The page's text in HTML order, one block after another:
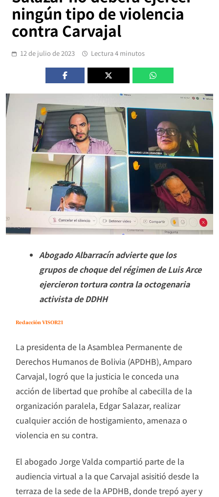
ningún tipo de violencia
contra Carvajal
12 de julio de 2023 Lectura 4 minutos
Abogado Albarracín advierte que los
grupos de choque del régimen de Luis Arce
ejercieron tortura contra la octogenaria
activista de DDHH
Redacción VISOR21
La presidenta de la Asamblea Permanente de
Derechos Humanos de Bolivia (APDHB), Amparo
Carvajal, logró que la justicia le conceda una
acción de libertad que prohíbe al cabecilla de la
organización paralela, Edgar Salazar, realizar
cualquier acción de hostigamiento, amenaza o
violencia en su contra.
El abogado Jorge Valda compartió parte de la
audiencia virtual a la que Carvajal asisitió desde la
terraza de la sede de la APDHB, donde trepó ayer y